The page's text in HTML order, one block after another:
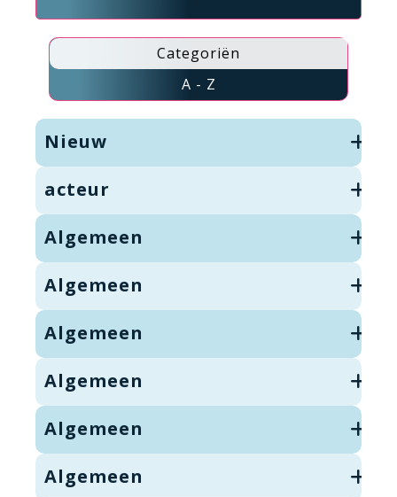
Categoriën
A - Z
Nieuw
acteur
Algemeen
Algemeen
Algemeen
Algemeen
Algemeen
Algemeen